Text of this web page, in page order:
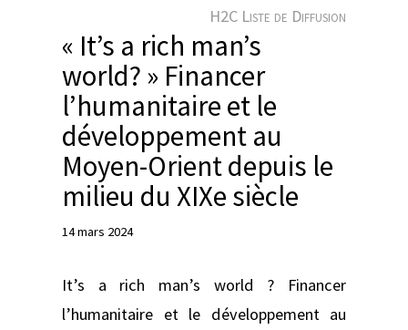
r
H2C Liste de Diffusion
« It’s a rich man’s
world? » Financer
l’humanitaire et le
développement au
Moyen-Orient depuis le
milieu du XIXe siècle
14 mars 2024
It’s a rich man’s world ? Financer
l’humanitaire et le développement au